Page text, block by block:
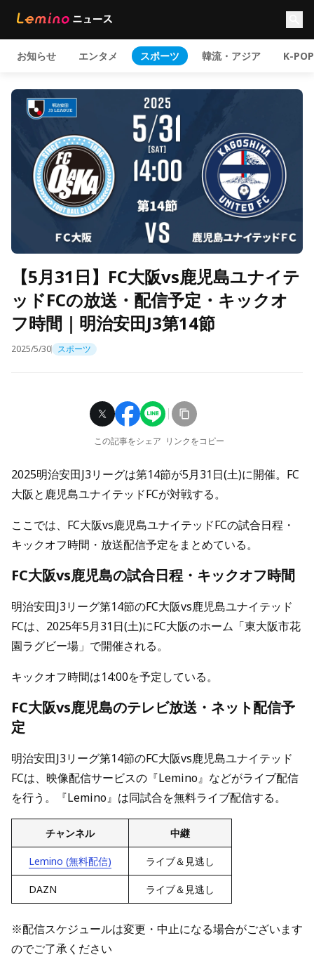
お知らせ エンタメ スポーツ 韓流・アジア K-POP
【5月31日】FC大阪vs鹿児島ユナイテ
ッドFCの放送・配信予定・キックオ
フ時間｜明治安田J3第14節
2025/5/30 スポーツ
この記事をシェア リンクをコピー
2025明治安田J3リーグは第14節が5月31日(土)に開催。FC
大阪と鹿児島ユナイテッドFCが対戦する。
ここでは、FC大阪vs鹿児島ユナイテッドFCの試合日程・
キックオフ時間・放送配信予定をまとめている。
FC大阪vs鹿児島の試合日程・キックオフ時間
明治安田J3リーグ第14節のFC大阪vs鹿児島ユナイテッド
FCは、2025年5月31日(土)にFC大阪のホーム「東大阪市花
園ラグビー場」で開催される。
キックオフ時間は14:00を予定している。
FC大阪vs鹿児島のテレビ放送・ネット配信予
定
明治安田J3リーグ第14節のFC大阪vs鹿児島ユナイテッド
FCは、映像配信サービスの『Lemino』などがライブ配信
を行う。『Lemino』は同試合を無料ライブ配信する。
チャンネル 中継
Lemino (無料配信) ライブ＆見逃し
DAZN ライブ＆見逃し
※配信スケジュールは変更・中止になる場合がございます
のでご了承ください